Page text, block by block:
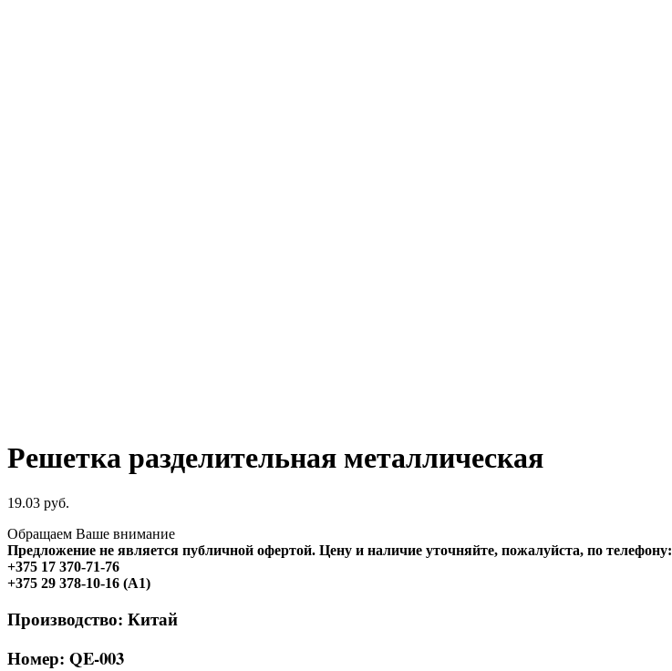
Решетка разделительная металлическая
19.03 руб.
Обращаем Ваше внимание
Предложение не является публичной офертой. Цену и наличие уточняйте, пожалуйста, по телефону:
+375 17 370-71-76
+375 29 378-10-16 (A1)
Производство: Китай
Номер: QE-003